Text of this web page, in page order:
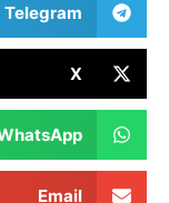
Telegram
X
Email